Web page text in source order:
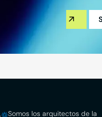
Somos los arquitectos de la